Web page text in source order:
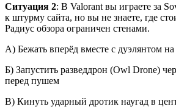
Ситуация 2: В Valorant вы играете за
к штурму сайта, но вы не знаете, где
Радиус обзора ограничен стенами.
А) Бежать вперёд вместе с дуэлянтом
Б) Запустить разведдрон (Owl Drone)
перед пушем
В) Кинуть ударный дротик наугад в